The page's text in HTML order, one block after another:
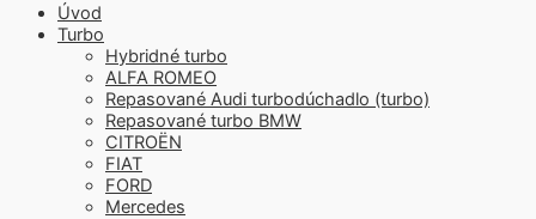
Úvod
Turbo
Hybridné turbo
ALFA ROMEO
Repasované Audi turbodúchadlo (turbo)
Repasované turbo BMW
CITROËN
FIAT
FORD
Mercedes